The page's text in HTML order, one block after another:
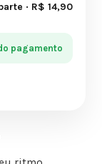
· R$ 14,90
pagamento